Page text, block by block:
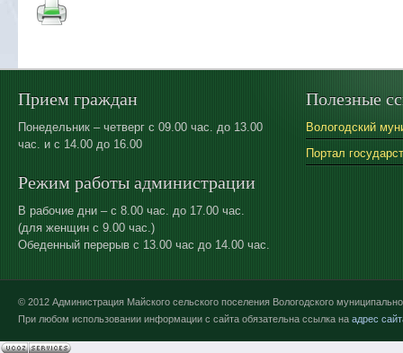
Прием граждан
Понедельник – четверг с 09.00 час. до 13.00
час. и с 14.00 до 16.00
Режим работы администрации
В рабочие дни – с 8.00 час. до 17.00 час.
(для женщин с 9.00 час.)
Обеденный перерыв с 13.00 час до 14.00 час.
Полезные
Вологодский
Портал
© 2012 Администрация Майского сельского поселения Вологодского
При любом использовании информации с сайта обязательна ссылка на адрес